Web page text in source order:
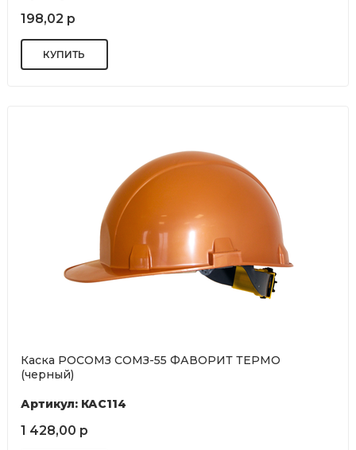
198,02 р
Каска РОСОМЗ СОМЗ-55 ФАВОРИТ ТЕРМО
(черный)
Артикул: КАС114
1 428,00 р